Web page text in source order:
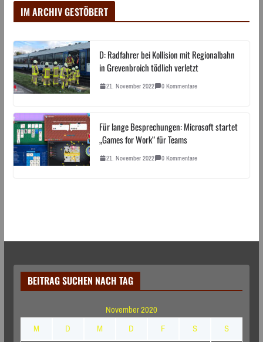
IM ARCHIV GESTÖBERT
D: Radfahrer bei Kollision mit Regionalbahn
in Grevenbroich tödlich verletzt
21. November 2022 0 Kommentare
Für lange Besprechungen: Microsoft startet
„Games for Work“ für Teams
21. November 2022 0 Kommentare
BEITRAG SUCHEN NACH TAG
November 2020
M
D M D F S
S